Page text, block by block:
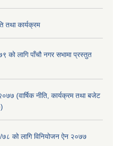
तथा कार्यक्रम
को लागि पाँचौ नगर सभामा प्रस्तुत
(वार्षिक नीति, कार्यक्रम तथा बजेट
को लागि विनियोजन ऐन २०७७